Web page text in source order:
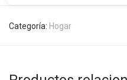
Categoría: Hogar